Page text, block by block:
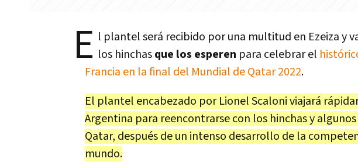
E l plantel será recibido por una multitud en Ezeiza y
los hinchasque los esperen para celebrar el
Francia en la final del Mundial de Qatar 2022.
El plantel encabezado por Lionel Scaloni viajará
Argentina para reencontrarse con los hinchas y
Qatar, después de un intenso desarrollo de la
mundo.